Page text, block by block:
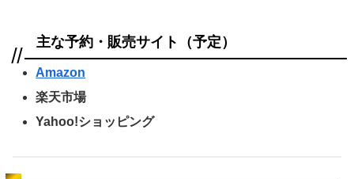
主な予約・販売サイト（予定）
Amazon
楽天市場
Yahoo!ショッピング